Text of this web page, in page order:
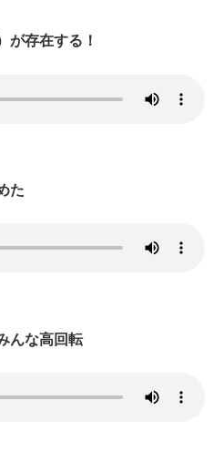
が存在する！
た
んな高回転